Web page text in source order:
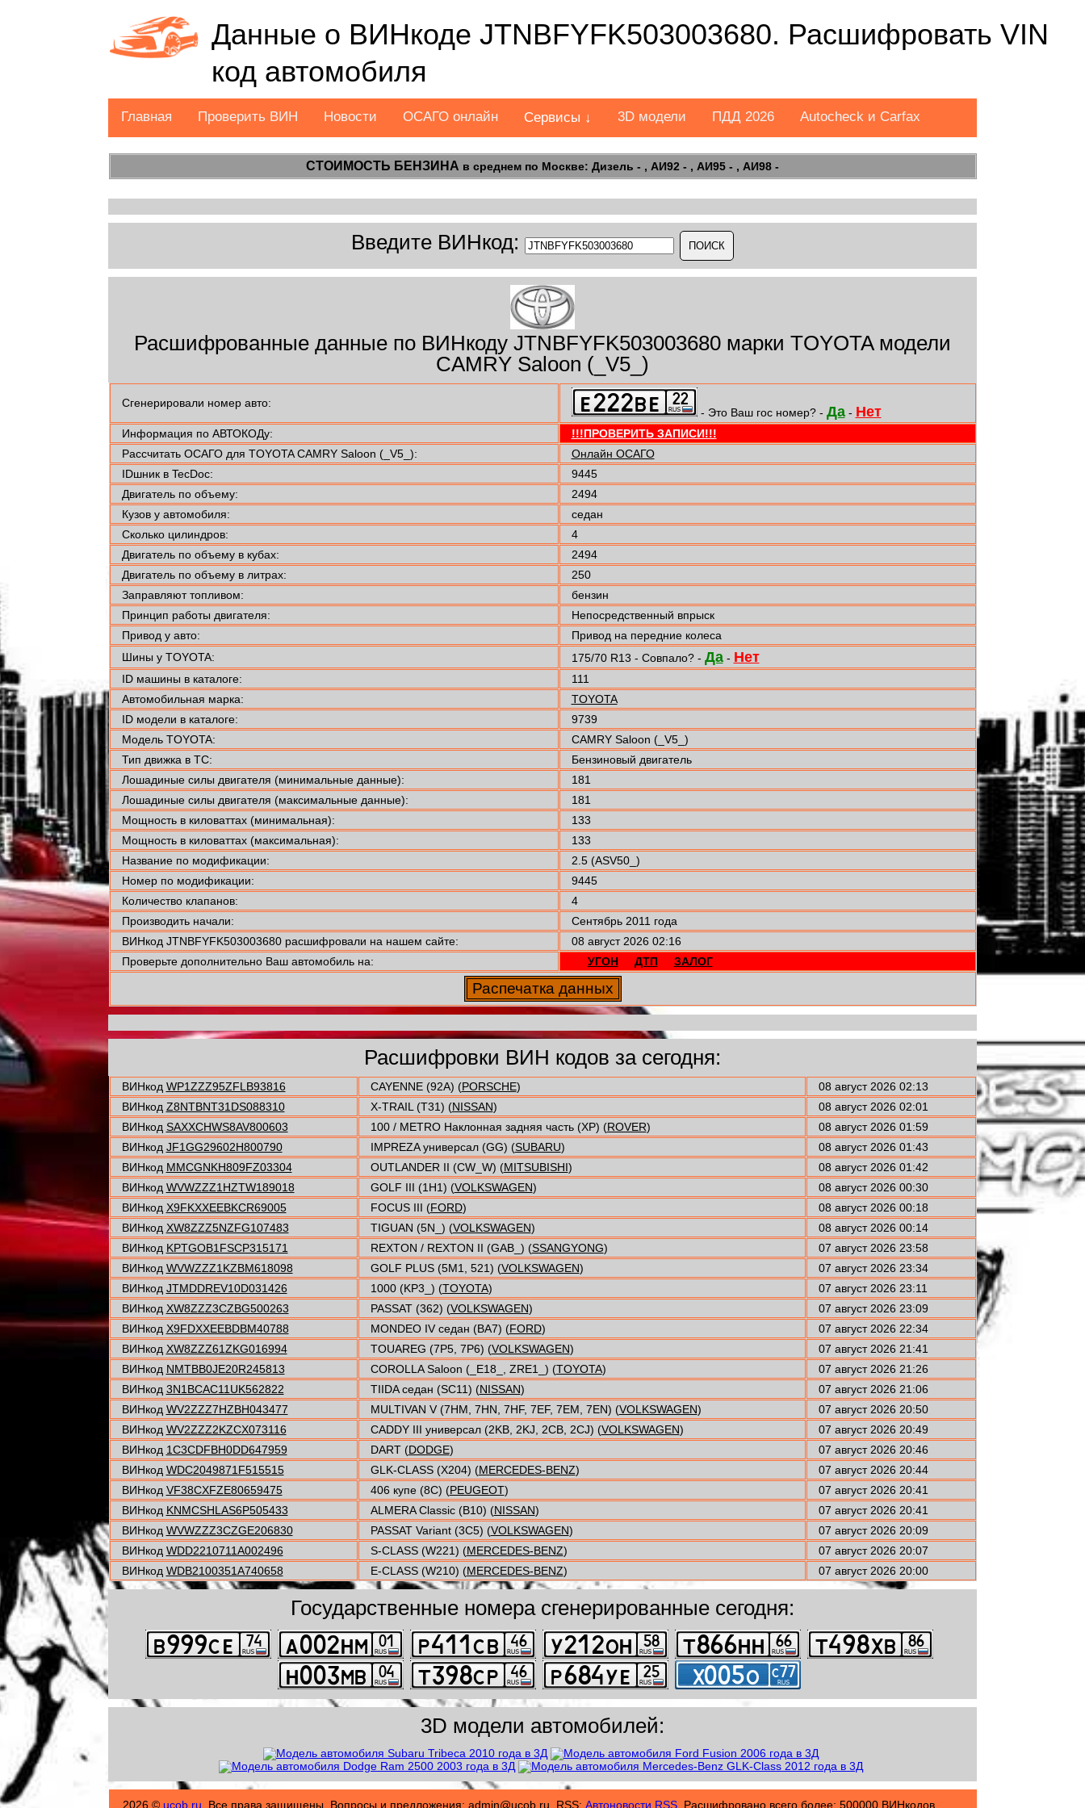
Данные о ВИНкоде JTNBFYFK503003680. Расшифровать VIN
код автомобиля
Главная Проверить ВИН Новости ОСАГО онлайн Сервисы ↓ 3D модели ПДД 2026 Autocheck и Carfax
СТОИМОСТЬ БЕНЗИНА в среднем по Москве: Дизель - , АИ92 - , АИ95 - , АИ98 -
Введите ВИНкод:
Расшифрованные данные по ВИНкоду JTNBFYFK503003680 марки TOYOTA модели
CAMRY Saloon (_V5_)
Сгенерировали номер авто:
- Это Ваш гос номер? - Да- Нет
Информация по АВТОКОДу:
!!!ПРОВЕРИТЬ ЗАПИСИ!!!
Рассчитать ОСАГО для TOYOTA CAMRY Saloon (_V5_):
Онлайн ОСАГО
IDшник в TecDoc:
9445
Двигатель по объему:
2494
Кузов у автомобиля:
седан
Сколько цилиндров:
4
Двигатель по объему в кубах:
2494
Двигатель по объему в литрах:
250
Заправляют топливом:
бензин
Принцип работы двигателя:
Непосредственный впрыск
Привод у авто:
Привод на передние колеса
Шины у TOYOTA:
175/70 R13 - Совпало? - Да- Нет
ID машины в каталоге:
111
Автомобильная марка:
TOYOTA
ID модели в каталоге:
9739
Модель TOYOTA:
CAMRY Saloon (_V5_)
Тип движка в ТС:
Бензиновый двигатель
Лошадиные силы двигателя (минимальные данные):
181
Лошадиные силы двигателя (максимальные данные):
181
Мощность в киловаттах (минимальная):
133
Мощность в киловаттах (максимальная):
133
Название по модификации:
2.5 (ASV50_)
Номер по модификации:
9445
Количество клапанов:
4
Производить начали:
Сентябрь 2011 года
ВИНкод JTNBFYFK503003680 расшифровали на нашем сайте:
08 август 2026 02:16
Проверьте дополнительно Ваш автомобиль на:
УГОН ДТП ЗАЛОГ
Расшифровки ВИН кодов за сегодня:
ВИНкод WP1ZZZ95ZFLB93816 CAYENNE (92A) (PORSCHE)
08 август 2026 02:13
ВИНкод Z8NTBNT31DS088310 X-TRAIL (T31) (NISSAN)
08 август 2026 02:01
ВИНкод SAXXCHWS8AV800603 100 / METRO Наклонная задняя часть (XP) (ROVER)
08 август 2026 01:59
ВИНкод JF1GG29602H800790 IMPREZA универсал (GG) (SUBARU)
08 август 2026 01:43
ВИНкод MMCGNKH809FZ03304 OUTLANDER II (CW_W) (MITSUBISHI)
08 август 2026 01:42
ВИНкод WVWZZZ1HZTW189018 GOLF III (1H1) (VOLKSWAGEN)
08 август 2026 00:30
ВИНкод X9FKXXEEBKCR69005 FOCUS III (FORD)
08 август 2026 00:18
ВИНкод XW8ZZZ5NZFG107483 TIGUAN (5N_) (VOLKSWAGEN)
08 август 2026 00:14
ВИНкод KPTGOB1FSCP315171 REXTON / REXTON II (GAB_) (SSANGYONG)
07 август 2026 23:58
ВИНкод WVWZZZ1KZBM618098 GOLF PLUS (5M1, 521) (VOLKSWAGEN)
07 август 2026 23:34
ВИНкод JTMDDREV10D031426 1000 (KP3_) (TOYOTA)
07 август 2026 23:11
ВИНкод XW8ZZZ3CZBG500263 PASSAT (362) (VOLKSWAGEN)
07 август 2026 23:09
ВИНкод X9FDXXEEBDBM40788 MONDEO IV седан (BA7) (FORD)
07 август 2026 22:34
ВИНкод XW8ZZZ61ZKG016994 TOUAREG (7P5, 7P6) (VOLKSWAGEN)
07 август 2026 21:41
ВИНкод NMTBB0JE20R245813 COROLLA Saloon (_E18_, ZRE1_) (TOYOTA)
07 август 2026 21:26
ВИНкод 3N1BCAC11UK562822 TIIDA седан (SC11) (NISSAN)
07 август 2026 21:06
ВИНкод WV2ZZZ7HZBH043477 MULTIVAN V (7HM, 7HN, 7HF, 7EF, 7EM, 7EN) (VOLKSWAGEN)
07 август 2026 20:50
ВИНкод WV2ZZZ2KZCX073116 CADDY III универсал (2KB, 2KJ, 2CB, 2CJ) (VOLKSWAGEN)
07 август 2026 20:49
ВИНкод 1C3CDFBH0DD647959 DART (DODGE)
07 август 2026 20:46
ВИНкод WDC2049871F515515 GLK-CLASS (X204) (MERCEDES-BENZ)
07 август 2026 20:44
ВИНкод VF38CXFZE80659475 406 купе (8C) (PEUGEOT)
07 август 2026 20:41
ВИНкод KNMCSHLAS6P505433 ALMERA Classic (B10) (NISSAN)
07 август 2026 20:41
ВИНкод WVWZZZ3CZGE206830 PASSAT Variant (3C5) (VOLKSWAGEN)
07 август 2026 20:09
ВИНкод WDD2210711A002496 S-CLASS (W221) (MERCEDES-BENZ)
07 август 2026 20:07
ВИНкод WDB2100351A740658 E-CLASS (W210) (MERCEDES-BENZ) 07 август 2026 20:00
Государственные номера сгенерированные сегодня:
3D модели автомобилей:
2026 © ucob.ru . Все права защищены. Вопросы и предложения: admin@ucob.ru. RSS: Автоновости RSS. Расшифровано всего более: 500000 ВИНкодов.